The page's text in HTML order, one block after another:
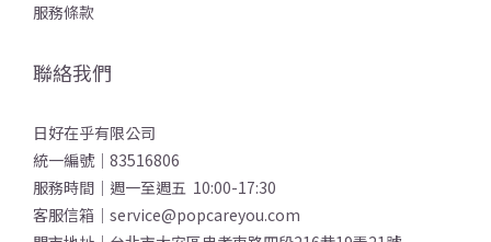
服務條款
聯絡我們
日好在乎有限公司
統一編號｜83516806
服務時間｜週一至週五 10:00-17:30
客服信箱｜service@popcareyou.com